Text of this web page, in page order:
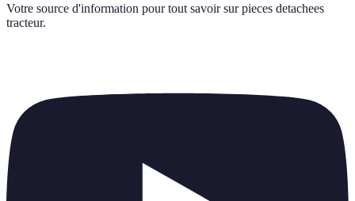
Votre source d'information pour tout savoir sur pieces detachees
tracteur.